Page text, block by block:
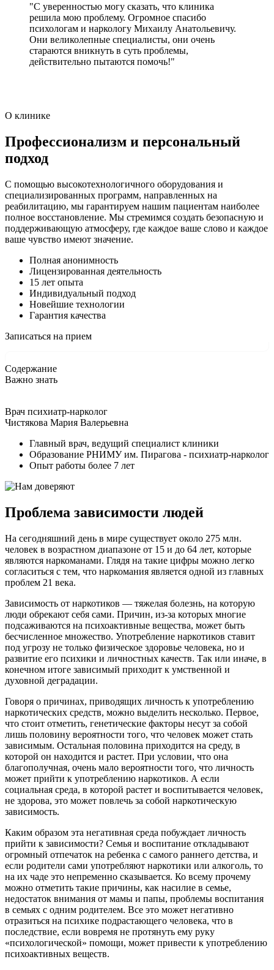
"С уверенностью могу сказать, что клиника
решила мою проблему. Огромное спасибо
психологам и наркологу Михаилу Анатольевичу.
Они великолепные специалисты, они очень
стараются вникнуть в суть проблемы,
действительно пытаются помочь!"
О клинике
Профессионализм и персональный
подход
С помощью высокотехнологичного оборудования и
специализированных программ, направленных на
реабилитацию, мы гарантируем нашим пациентам наиболее
полное восстановление. Мы стремимся создать безопасную и
поддерживающую атмосферу, где каждое ваше слово и каждое
ваше чувство имеют значение.
Полная анонимность
Лицензированная деятельность
15 лет опыта
Индивидуальный подход
Новейшие технологии
Гарантия качества
Записаться на прием
Содержание
Важно знать
Врач психиатр-нарколог
Чистякова Мария Валерьевна
Главный врач, ведущий специалист клиники
Образование РНИМУ им. Пирагова - психиатр-нарколог
Опыт работы более 7 лет
Проблема зависимости людей
На сегодняшний день в мире существует около 275 млн.
человек в возрастном диапазоне от 15 и до 64 лет, которые
являются наркоманами. Глядя на такие цифры можно легко
согласиться с тем, что наркомания является одной из главных
проблем 21 века.
Зависимость от наркотиков — тяжелая болезнь, на которую
люди обрекают себя сами. Причин, из-за которых многие
подсаживаются на психоактивные вещества, может быть
бесчисленное множество. Употребление наркотиков ставит
под угрозу не только физическое здоровье человека, но и
развитие его психики и личностных качеств. Так или иначе, в
конечном итоге зависимый приходит к умственной и
духовной деградации.
Говоря о причинах, приводящих личность к употреблению
наркотических средств, можно выделить несколько. Первое,
что стоит отметить, генетические факторы несут за собой
лишь половину вероятности того, что человек может стать
зависимым. Остальная половина приходится на среду, в
которой он находится и растет. При условии, что она
благополучная, очень мало вероятности того, что личность
может прийти к употреблению наркотиков. А если
социальная среда, в которой растет и воспитывается человек,
не здорова, это может повлечь за собой наркотическую
зависимость.
Каким образом эта негативная среда побуждает личность
прийти к зависимости? Семья и воспитание откладывают
огромный отпечаток на ребенка с самого раннего детства, и
если родители сами употребляют наркотики или алкоголь, то
на их чаде это непременно сказывается. Ко всему прочему
можно отметить такие причины, как насилие в семье,
недостаток внимания от мамы и папы, проблемы воспитания
в семьях с одним родителем. Все это может негативно
отразиться на психике подрастающего человека, что в
последствие, если вовремя не протянуть ему руку
«психологической» помощи, может привести к употреблению
психоактивных веществ.